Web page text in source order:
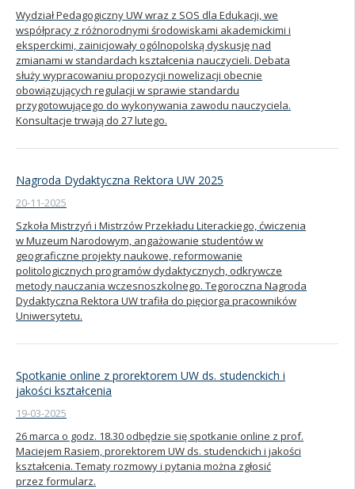
Wydział Pedagogiczny UW wraz z SOS dla Edukacji, we
współpracy z różnorodnymi środowiskami akademickimi i
eksperckimi, zainicjowały ogólnopolską dyskusję nad
zmianami w standardach kształcenia nauczycieli. Debata
służy wypracowaniu propozycji nowelizacji obecnie
obowiązujących regulacji w sprawie standardu
przygotowującego do wykonywania zawodu nauczyciela.
Konsultacje trwają do 27 lutego.
Nagroda Dydaktyczna Rektora UW 2025
20-11-2025
Szkoła Mistrzyń i Mistrzów Przekładu Literackiego, ćwiczenia
w Muzeum Narodowym, angażowanie studentów w
geograficzne projekty naukowe, reformowanie
politologicznych programów dydaktycznych, odkrywcze
metody nauczania wczesnoszkolnego. Tegoroczna Nagroda
Dydaktyczna Rektora UW trafiła do pięciorga pracowników
Uniwersytetu.
Spotkanie online z prorektorem UW ds. studenckich i
jakości kształcenia
19-03-2025
26 marca o godz. 18.30 odbędzie się spotkanie online z prof.
Maciejem Rasiem, prorektorem UW ds. studenckich i jakości
kształcenia. Tematy rozmowy i pytania można zgłosić
przez formularz.